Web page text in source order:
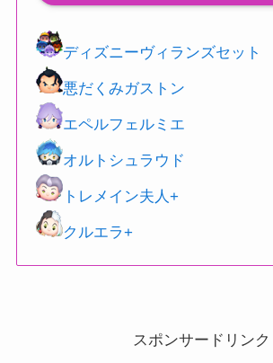
ディズニーヴィランズセット
悪だくみガストン
エペルフェルミエ
オルトシュラウド
トレメイン夫人+
クルエラ+
スポンサードリンク